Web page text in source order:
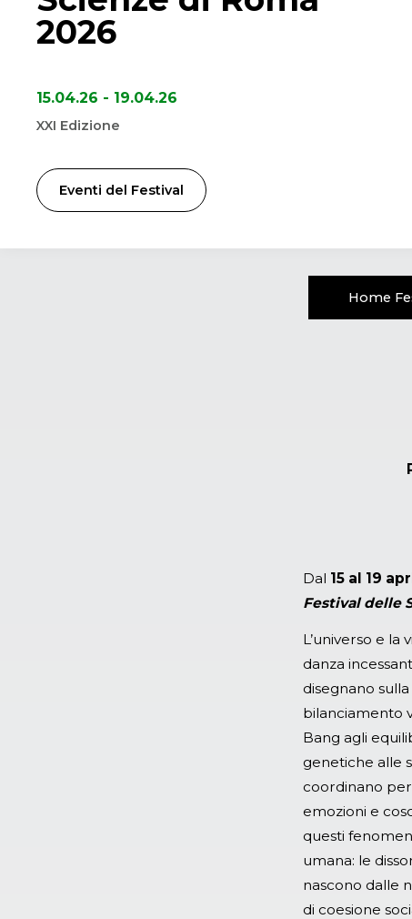
2026
15.04.26 - 19.04.26
XXI Edizione
Eventi del Festival
Home
Dal 15 al 19
Festival delle
L’universo e
danza
disegnano
bilanciamento
Bang agli
genetiche alle
coordinano
emozioni e
questi
umana: le
nascono dalle
di coesione